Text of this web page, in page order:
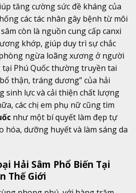
tăng cường sức đề kháng của
các tác nhân gây bệnh từ môi
còn là nguồn cung cấp canxi
khớp, giúp duy trì sự chắc
ngừa loãng xương ở người
tại Phú Quốc thường truyền tai
thận, tráng dương” của hải
sinh lực và cải thiện chất lượng
các chị em phụ nữ cũng tìm
như một bí quyết làm đẹp tự
hóa, dưỡng huyết và làm sáng da
Hải Sâm Phổ Biến Tại
Thế Giới